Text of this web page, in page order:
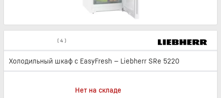
( 4 )
Холодильный шкаф с EasyFresh — Liebherr SRe 5220
Нет на складе